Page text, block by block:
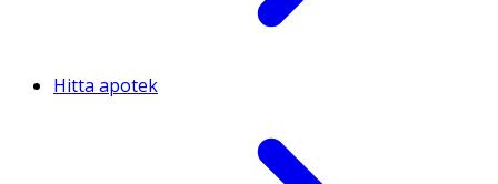
Hitta apotek